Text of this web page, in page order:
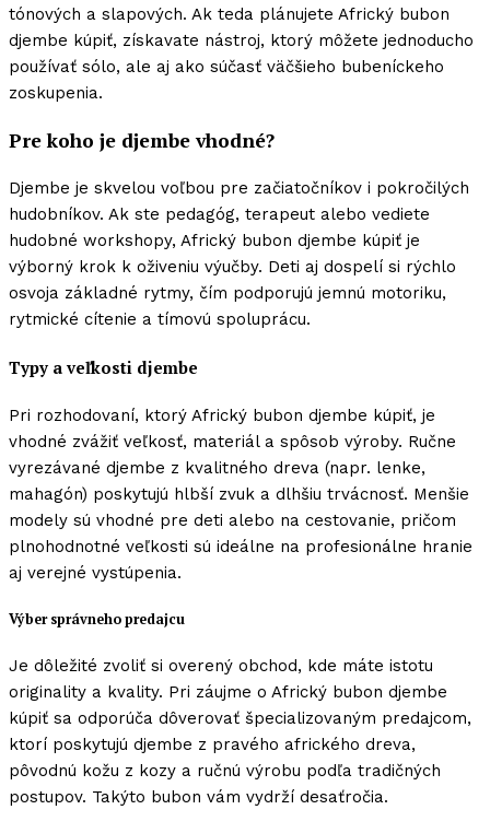
tónových a slapových. Ak teda plánujete Africký bubon
djembe kúpiť, získavate nástroj, ktorý môžete jednoducho
používať sólo, ale aj ako súčasť väčšieho bubeníckeho
zoskupenia.
Pre koho je djembe vhodné?
Djembe je skvelou voľbou pre začiatočníkov i pokročilých
hudobníkov. Ak ste pedagóg, terapeut alebo vediete
hudobné workshopy, Africký bubon djembe kúpiť je
výborný krok k oživeniu výučby. Deti aj dospelí si rýchlo
osvoja základné rytmy, čím podporujú jemnú motoriku,
rytmické cítenie a tímovú spoluprácu.
Typy a veľkosti djembe
Pri rozhodovaní, ktorý Africký bubon djembe kúpiť, je
vhodné zvážiť veľkosť, materiál a spôsob výroby. Ručne
vyrezávané djembe z kvalitného dreva (napr. lenke,
mahagón) poskytujú hlbší zvuk a dlhšiu trvácnosť. Menšie
modely sú vhodné pre deti alebo na cestovanie, pričom
plnohodnotné veľkosti sú ideálne na profesionálne hranie
aj verejné vystúpenia.
Výber správneho predajcu
Je dôležité zvoliť si overený obchod, kde máte istotu
originality a kvality. Pri záujme o Africký bubon djembe
kúpiť sa odporúča dôverovať špecializovaným predajcom,
ktorí poskytujú djembe z pravého afrického dreva,
pôvodnú kožu z kozy a ručnú výrobu podľa tradičných
postupov. Takýto bubon vám vydrží desaťročia.